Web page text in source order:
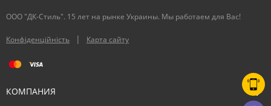
ООО "ДК-Стиль". 15 лет на рынке Украины. Мы работаем для Вас!
Конфіденційність | Карта сайту
КОМПАНИЯ